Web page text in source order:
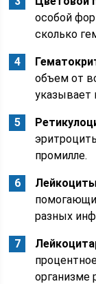
особой
сколько
объем от
указывает
промилле.
разных
организме